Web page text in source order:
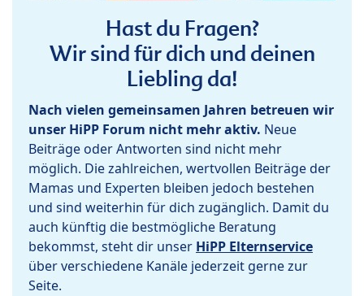
Hast du Fragen?
Wir sind für dich und deinen
Liebling da!
Nach vielen gemeinsamen Jahren betreuen wir
unser HiPP Forum nicht mehr aktiv. Neue
Beiträge oder Antworten sind nicht mehr
möglich. Die zahlreichen, wertvollen Beiträge der
Mamas und Experten bleiben jedoch bestehen
und sind weiterhin für dich zugänglich. Damit du
auch künftig die bestmögliche Beratung
bekommst, steht dir unser HiPP Elternservice
über verschiedene Kanäle jederzeit gerne zur
Seite.